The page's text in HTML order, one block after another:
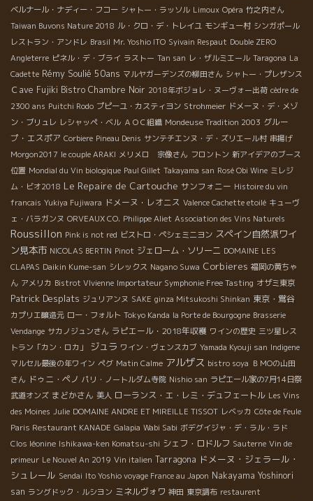
ベルナール・ナディー・フコー シャトー・ラッソル Limoux Opéra 竹之内さん
Taiwan Buvons Nature 2018 ル・クロ・デ・トレイユ モンギュー村 シンガポール
レストラン・アンドレ Brasil Mr. Yoshio ITO Syivain Respaut Double ZERO
Angleterre ピネル・デ・ブライ ラストー Tan san レ・ザルミエール Taragona La
Cadette Rémy Soulié 50ans マルヤガーデンズの柳田さん シャトー・プレザンス
Ｃave Fujiki Bistro Chambre Noir 2018年ボジョレ・ヌーヴォー出荷 cèdre de
2300 ans Puitchi Rodo プピーユ・カスティヨン Strohmeier ドメーヌ・デ・メゾ
ン・ブリュレ レシャッペ・ベル ＡＯＣ組織 Mondeuse Tradition 2003 グルー
プ・エスポア Corbiere Pineau Denis サンテチエンヌ・デ・ズリエール村 串揚げ
Morgon2017 le couple ARAKI メリメロ 宗像さん フロントン 新アイデアのブース
位置 Mondial du Vin biologique Paul Gillet Takayama san Rosé Obi Wine ミレジ
ム・ビオ2018 Le Repaire de Cartouche サンフォニー Histoire du vin
francais Yukiya Fujiwara ドメーヌ・レオニス Valence Cachette etoilé キューヴ
ェ・バラガンヌ ORVEAUX CO. Philippe Aliet Association des Vins Naturels
Roussillon Pink is not red ビストロ・ペシェミニヨン スペイン自然派ワイ
ン見本市 NICOLAS BERTIN Pinot ジェローム・ソリーニ DOMAINE LES
CLAPAS Daikin Kume-san シレックス Nagano Suwa Corbieres 福岡の黄ちゃ
ん アメリカ Bistrot VIvienne Importateur Symphonie Free Tasting オザミ東京
Patrick Desplats ジュリアンヌ SAKE ginza Mitsukoshi Shinkan 東京・鴬谷
カプリエ醸造元 ロー・フォルト Tokyo Kanda la Porte de Bourgogne Brasserie
Vendange サカノジュンさん ラピエール・2018年収穫 ワインの歴史 三ツ星レス
トラン「カン・ロカ」
ジュラ ワイン・ヴェンスカブ Yamada Kyouji san Indigene
マルセル最後の年ワイン ペグ Matin Calme アルザス bistro soya ＢＭОの山田
さん ドゥニ・ペノ パリ・ノートルダム寺院 Nishio san ラピエール家の7月14日祭
武道オンズ まどかさん 美人 ローランス・エ・レミ・デュフェートル Les Vins
des Moines Julie DOMAINE ANDRE ET MIREILLE TISSOT レベッカ Côte de Feule
Paris Restaurant KANADE Galapia Wabi Sabi ボデグイジャ・デ・ラル・ラド
Clos léonine Ishikawa-ken Komatsu-shi シェフ・ロドルフ Sauterne Vin de
primeur Le Nouvel An 2019 Vin italien Tarragona ドメーヌ・ジェラール・
シュレール Sendai Ito Yoshio voyage France au Japon Nakayama Yoshinori
san ラングドック・ルシヨン ミネルヴォワ 神田 東京調布 restaurent